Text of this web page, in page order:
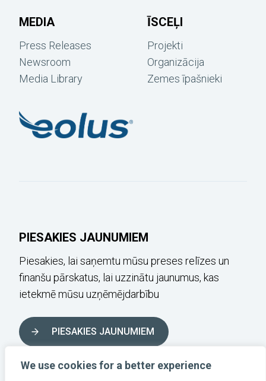
We use cookies for a better experience
MEDIA
Press Releases
Newsroom
Media Library
ĪSCEĻI
Projekti
Organizācija
Zemes īpašnieki
PIESAKIES JAUNUMIEM
Piesakies, lai saņemtu mūsu preses relīzes un
finanšu pārskatus, lai uzzinātu jaunumus, kas
ietekmē mūsu uzņēmējdarbību
PIESAKIES JAUNUMIEM
SEKO LĪDZ MUMS SOCIĀLAJOS TĪKLOS